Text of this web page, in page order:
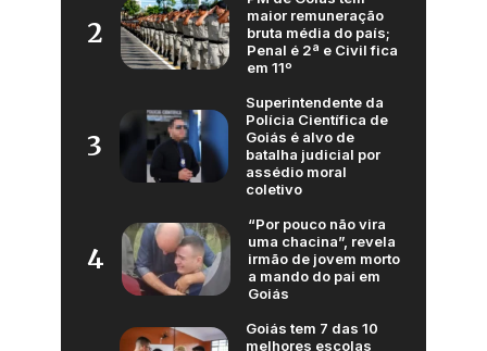
2
maior remuneração
bruta média do país;
Penal é 2ª e Civil fica
em 11º
3
Superintendente da
Polícia Científica de
Goiás é alvo de
batalha judicial por
assédio moral
coletivo
4
“Por pouco não vira
uma chacina”, revela
irmão de jovem morto
a mando do pai em
Goiás
Goiás tem 7 das 10
melhores escolas